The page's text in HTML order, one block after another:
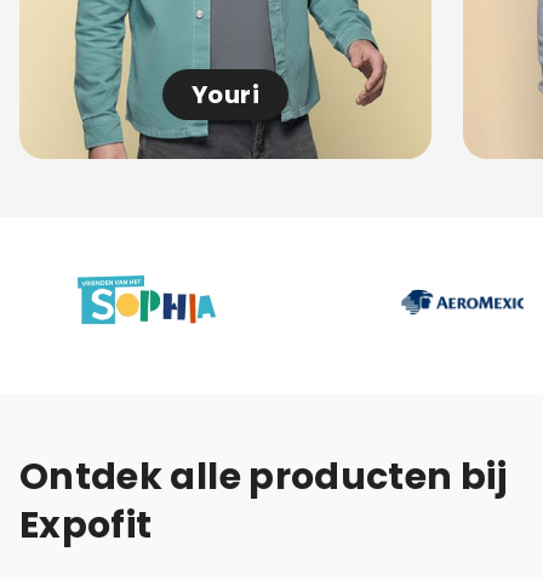
Youri
Ontdek alle producten bij
Expofit